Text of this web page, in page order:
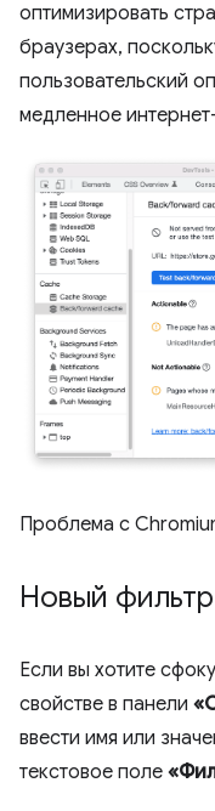
оптимизировать
браузерах,
пользовательский
медленное
Проблема с
Новый
Если вы хотите
свойстве в панели
ввести имя или
текстовое поле